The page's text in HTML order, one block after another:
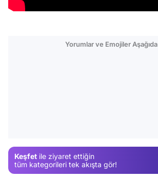
Yorumlar ve Emojiler Aşağıda
Keşfet ile ziyaret ettiğin
tüm kategorileri tek akışta gör!